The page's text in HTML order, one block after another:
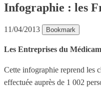
Infographie : les
11/04/2013 Bookmark
Les Entreprises du
Cette infographie reprend les
effectuée auprès de 1 002